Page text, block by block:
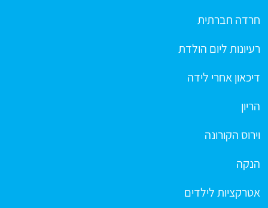
חרדה חברתית
רעיונות ליום הולדת
דיכאון אחרי לידה
הריון
וירוס הקורונה
הנקה
אטרקציות לילדים